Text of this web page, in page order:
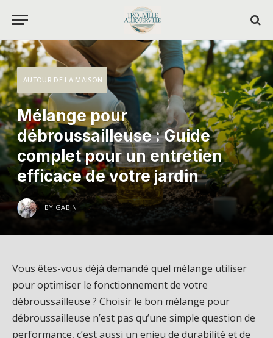
AUTOUR DE LA MAISON
Mélange pour
débroussailleuse : Guide
complet pour un entretien
efficace de votre jardin
BY GABIN
Vous êtes-vous déjà demandé quel mélange utiliser
pour optimiser le fonctionnement de votre
débroussailleuse ? Choisir le bon mélange pour
débroussailleuse n’est pas qu’une simple question de
performance, c’est aussi un enjeu de durabilité et de